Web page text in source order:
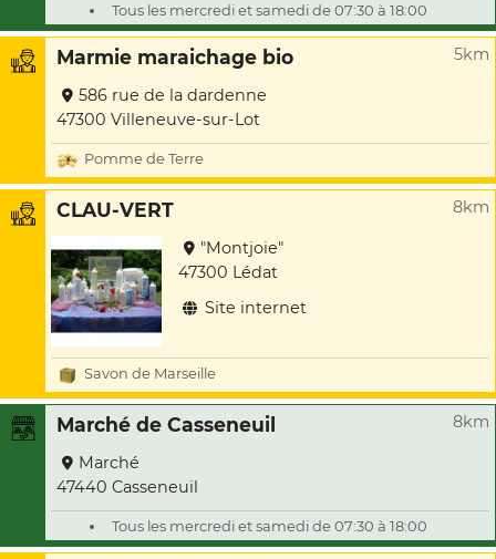
Tous les mercredi et samedi de 07:30 à 18:00
Marmie maraichage bio 5km
586 rue de la dardenne
47300 Villeneuve-sur-Lot
Pomme de Terre
CLAU-VERT 8km
"Montjoie"
47300 Lédat
Site internet
Savon de Marseille
Marché de Casseneuil 8km
Marché
47440 Casseneuil
Tous les mercredi et samedi de 07:30 à 18:00